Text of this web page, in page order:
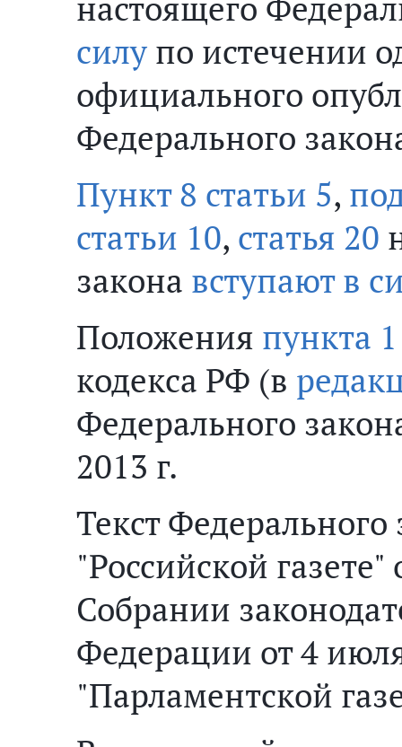
силу по истечении
официального
Федерального
Пункт 8 статьи 5,
статьи 10, статья 20
закона вступают в
Положения пункта
кодекса РФ (в
Федерального
2013 г.
Текст
"Российской
Собрании
Федерации от 4
"Парламентской